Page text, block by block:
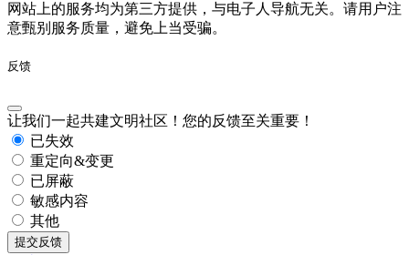
网站上的服务均为第三方提供，与电子人导航无关。请用户注
意甄别服务质量，避免上当受骗。
反馈
让我们一起共建文明社区！您的反馈至关重要！
已失效
重定向&变更
已屏蔽
敏感内容
其他
提交反馈